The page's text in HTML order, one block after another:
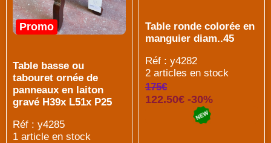
Promo
Table basse ou
tabouret ornée de
panneaux en laiton
gravé H39x L51x P25
Réf : y4285
1 article en stock
Table ronde colorée en
manguier diam..45
Réf : y4282
2 articles en stock
175€
122.50€ -30%